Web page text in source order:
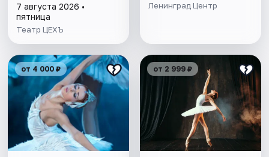
7 августа 2026 •
пятница
Театр ЦЕХЪ
Ленинград Центр
от 4 000 ₽ от 2 999 ₽